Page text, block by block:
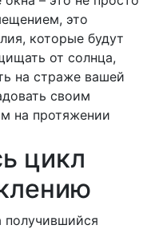
это
которые будут
от солнца,
на страже вашей
своим
на протяжении
цикл
получившийся